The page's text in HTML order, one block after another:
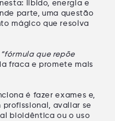
libido, energia e
parte, uma questão
mágico que resolva
“fórmula que repõe
fraca e promete mais
é fazerexames e,
profissional, avaliar se
bioidêntica ou o uso